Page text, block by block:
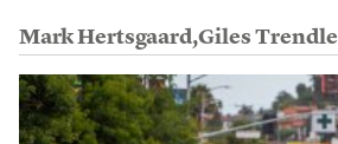
Mark Hertsgaard,Giles Trendle